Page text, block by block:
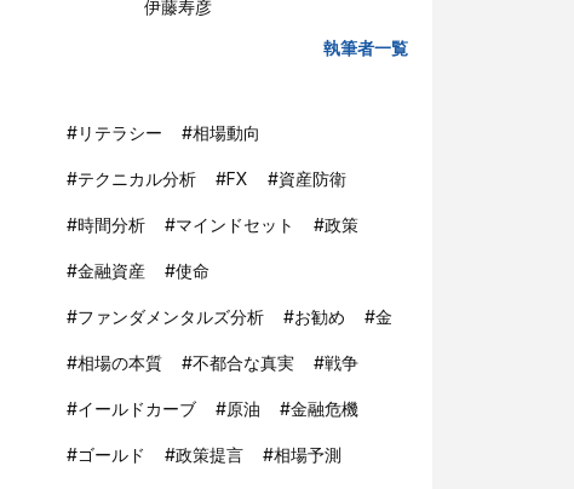
伊藤寿彦
執筆者一覧
#リテラシー #相場動向
#テクニカル分析 #FX #資産防衛
#時間分析 #マインドセット #政策
#金融資産 #使命
#ファンダメンタルズ分析 #お勧め #金
#相場の本質 #不都合な真実 #戦争
#イールドカーブ #原油 #金融危機
#ゴールド #政策提言 #相場予測